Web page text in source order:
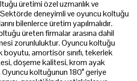
üretimi özel uzmanlık ve
deneyimli ve oyuncu koltuğu
bilenlerce üretim yapılmalıdır.
üreten firmalar arasına dahil
zorunluluktur. Oyuncu koltuğu
amortisör sınıfı, tekerlek
döşeme kalitesi, krom ayak
Oyuncu koltuğunun 180° geriye